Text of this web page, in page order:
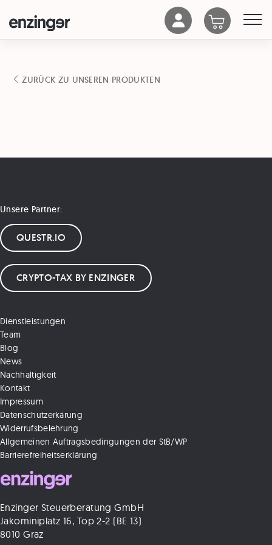
ZURÜCK ZU UNSEREN PRODUKTEN
Enzinger Steuerberatung GmbH
Jakominiplatz 16, Top 2-2 (BE 13)
8010 Graz
Dienstleistungen
Team
Blog
News
Nachhaltigkeit
Kontakt
Impressum
Datenschutzerkärung
Widerrufsbelehrung
Allgemeinen Auftragsbedingungen der StB/WP
Barrierefreiheitserklärung
Unsere Partner:
QUESTR.IO
CRYPTO-TAX BY ENZINGER